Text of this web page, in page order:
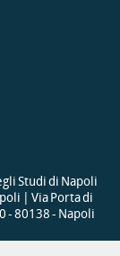
Studi di Napoli
| Via Porta di
- 80138 - Napoli